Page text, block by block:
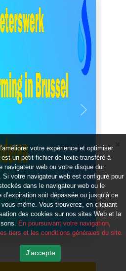
Suivant
votre expérience et optimiser
un petit fichier de texte transféré à
navigateur web ou votre disque dur
votre navigateur web est configuré pour
dans le navigateur web ou le
soit dépassée ou jusqu’à ce
même. Vous trouverez, en cliquant
des cookies sur nos sites Web et la
En poursuivant votre navigation,
tiers et les conditions générales du site.
J'accepte